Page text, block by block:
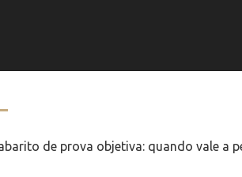
de prova objetiva: quando vale a